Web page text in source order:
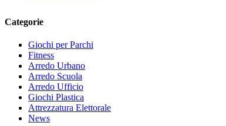
Categorie
Giochi per Parchi
Fitness
Arredo Urbano
Arredo Scuola
Arredo Ufficio
Giochi Plastica
Attrezzatura Elettorale
News